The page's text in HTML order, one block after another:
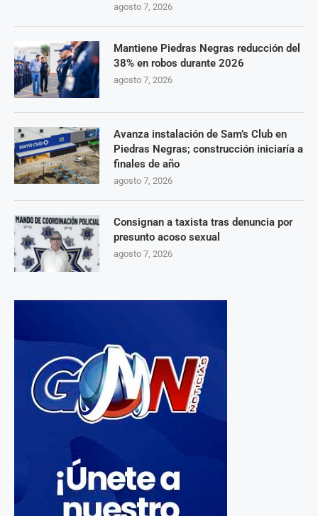
agosto 7, 2026
Mantiene Piedras Negras reducción del
38% en robos durante 2026
agosto 7, 2026
Avanza instalación de Sam’s Club en
Piedras Negras; construcción iniciaría a
finales de año
agosto 7, 2026
Consignan a taxista tras denuncia por
presunto acoso sexual
agosto 7, 2026